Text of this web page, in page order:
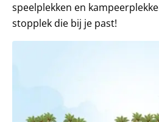
speelplekken en
stopplek die bij je past!